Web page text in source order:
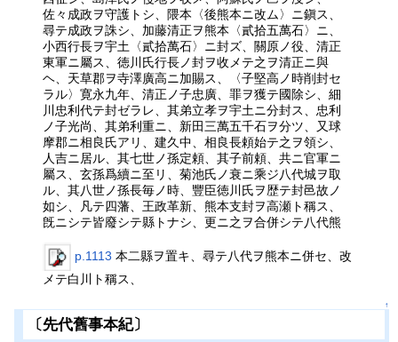
佐々成政ヲ守護トシ、隈本〈後熊本ニ改ム〉ニ鎭ス、
尋テ成政ヲ誅シ、加藤清正ヲ熊本〈貳拾五萬石〉ニ、
小西行長ヲ宇土〈貳拾萬石〉ニ封ズ、關原ノ役、清正
東軍ニ屬ス、徳川氏行長ノ封ヲ收メテ之ヲ清正ニ與
ヘ、天草郡ヲ寺澤廣高ニ加賜ス、〈子堅高ノ時削封セ
ラル〉寛永九年、清正ノ子忠廣、罪ヲ獲テ國除シ、細
川忠利代テ封ゼラレ、其弟立孝ヲ宇土ニ分封ス、忠利
ノ子光尚、其弟利重ニ、新田三萬五千石ヲ分ツ、又球
摩郡ニ相良氏アリ、建久中、相良長頼始テ之ヲ領シ、
人吉ニ居ル、其七世ノ孫定頼、其子前頼、共ニ官軍ニ
屬ス、玄孫爲續ニ至リ、菊池氏ノ衰ニ乘ジ八代城ヲ取
ル、其八世ノ孫長毎ノ時、豐臣徳川氏ヲ歴テ封邑故ノ
如シ、凡テ四藩、王政革新、熊本支封ヲ高瀬ト稱ス、
旣ニシテ皆廢シテ縣トナシ、更ニ之ヲ合併シテ八代熊
p.1113 本二縣ヲ置キ、尋テ八代ヲ熊本ニ併セ、改
メテ白川ト稱ス、
↑
〔先代舊事本紀〕